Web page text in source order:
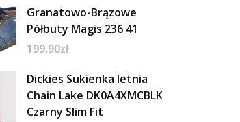
Granatowo-Brązowe
Półbuty Magis 236 41
199,90zł
Dickies Sukienka letnia
Chain Lake DK0A4XMCBLK
Czarny Slim Fit